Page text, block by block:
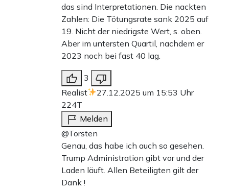
das sind Interpretationen. Die nackten
Zahlen: Die Tötungsrate sank 2025 auf
19. Nicht der niedrigste Wert, s. oben.
Aber im untersten Quartil, nachdem er
2023 noch bei fast 40 lag.
3
Realist
27.12.2025 um 15:53 Uhr
224T
Melden
@Torsten
Genau, das habe ich auch so gesehen.
Trump Administration gibt vor und der
Laden läuft. Allen Beteiligten gilt der
Dank !